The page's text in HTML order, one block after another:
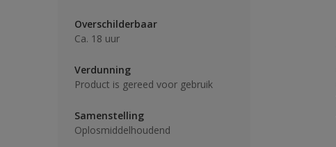
Overschilderbaar
Ca. 18 uur
Verdunning
Product is gereed voor gebruik
Samenstelling
Oplosmiddelhoudend